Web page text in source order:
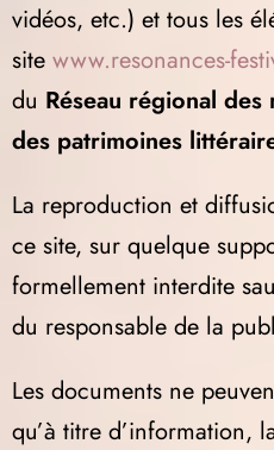
vidéos, etc.) et tous les
site www.resonances-
du Réseau régional des
des patrimoines
La reproduction et
ce site, sur quelque
formellement interdite
du responsable de la
Les documents ne
qu’à titre d’information,